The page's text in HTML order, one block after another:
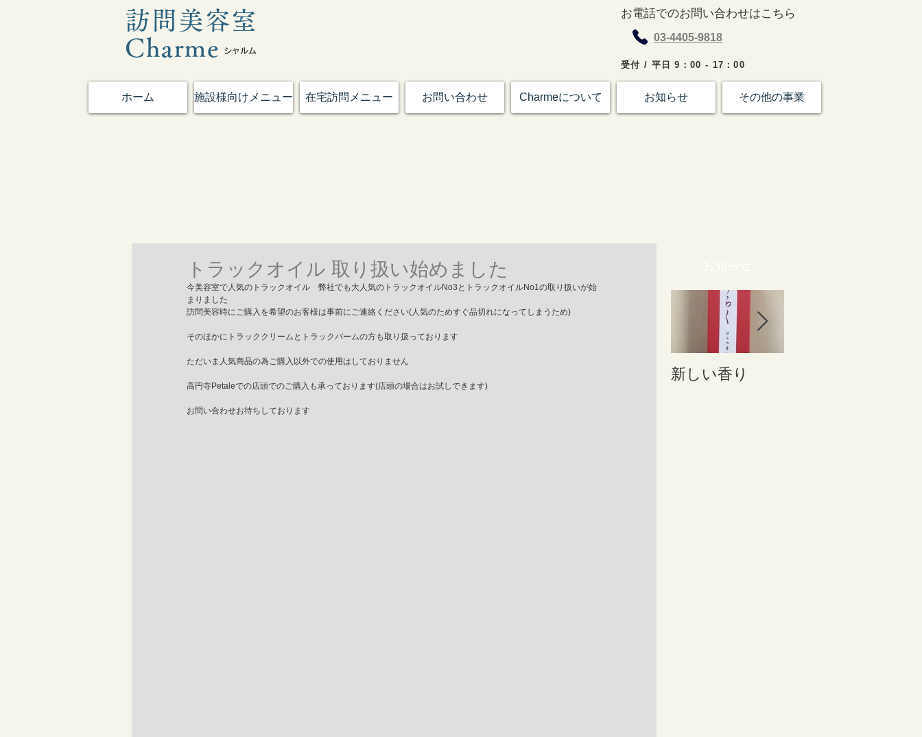
訪問美容室
Charme​
​シャルム
お電話でのお問い合わせはこちら
03-4405-9818
受付 / 平日 9：00 - 17：00
ホーム 施設様向けメニュー 在宅訪問メニュー お問い合わせ Charmeについて お知らせ その他の事業
トラックオイル 取り扱い始めました
今美容室で人気のトラックオイル　弊社でも大人気のトラックオイルNo3とトラックオイルNo1の取り扱いが始
まりました
訪問美容時にご購入を希望のお客様は事前にご連絡ください(人気のためすぐ品切れになってしまうため)
そのほかにトラッククリームとトラックバームの方も取り扱っております
ただいま人気商品の為ご購入以外での使用はしておりません
高円寺Petaleでの店頭でのご購入も承っております(店頭の場合はお試しできます)
お問い合わせお待ちしております
新しい香り